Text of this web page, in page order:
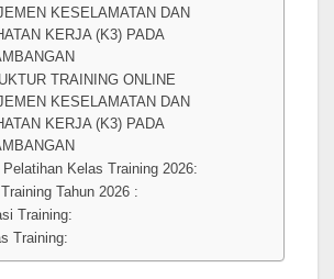
KESELAMATAN DAN
KERJA (K3) PADA
TRAINING ONLINE
KESELAMATAN DAN
KERJA (K3) PADA
Pelatihan Kelas Training 2026:
Tahun 2026 :
Training:
Training: